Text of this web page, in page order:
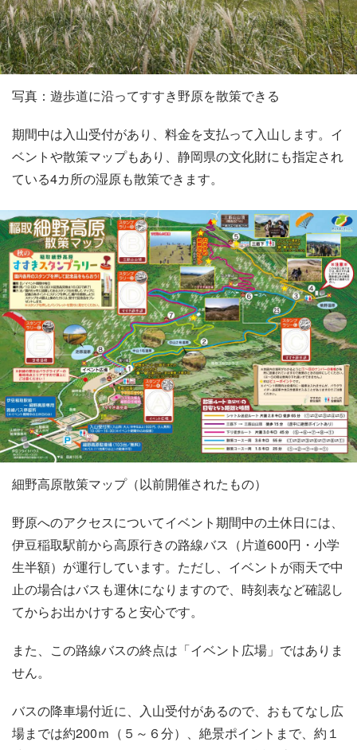
写真：遊歩道に沿ってすすき野原を散策できる
期間中は入山受付があり、料金を支払って入山します。イ
ベントや散策マップもあり、静岡県の文化財にも指定され
ている4カ所の湿原も散策できます。
細野高原散策マップ（以前開催されたもの）
野原へのアクセスについてイベント期間中の土休日には、
伊豆稲取駅前から高原行きの路線バス（片道600円・小学
生半額）が運行しています。ただし、イベントが雨天で中
止の場合はバスも運休になりますので、時刻表など確認し
てからお出かけすると安心です。
また、この路線バスの終点は「イベント広場」ではありま
せん。
バスの降車場付近に、入山受付があるので、おもてなし広
場までは約200ｍ（５～６分）、絶景ポイントまで、約１